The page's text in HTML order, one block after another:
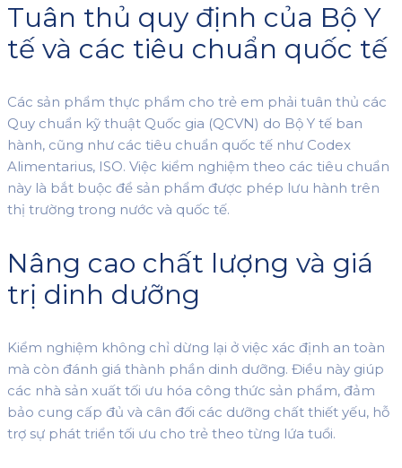
Tuân thủ quy định của Bộ Y
tế và các tiêu chuẩn quốc tế
Các sản phẩm thực phẩm cho trẻ em phải tuân thủ các
Quy chuẩn kỹ thuật Quốc gia (QCVN) do Bộ Y tế ban
hành, cũng như các tiêu chuẩn quốc tế như Codex
Alimentarius, ISO. Việc kiểm nghiệm theo các tiêu chuẩn
này là bắt buộc để sản phẩm được phép lưu hành trên
thị trường trong nước và quốc tế.
Nâng cao chất lượng và giá
trị dinh dưỡng
Kiểm nghiệm không chỉ dừng lại ở việc xác định an toàn
mà còn đánh giá thành phần dinh dưỡng. Điều này giúp
các nhà sản xuất tối ưu hóa công thức sản phẩm, đảm
bảo cung cấp đủ và cân đối các dưỡng chất thiết yếu, hỗ
trợ sự phát triển tối ưu cho trẻ theo từng lứa tuổi.